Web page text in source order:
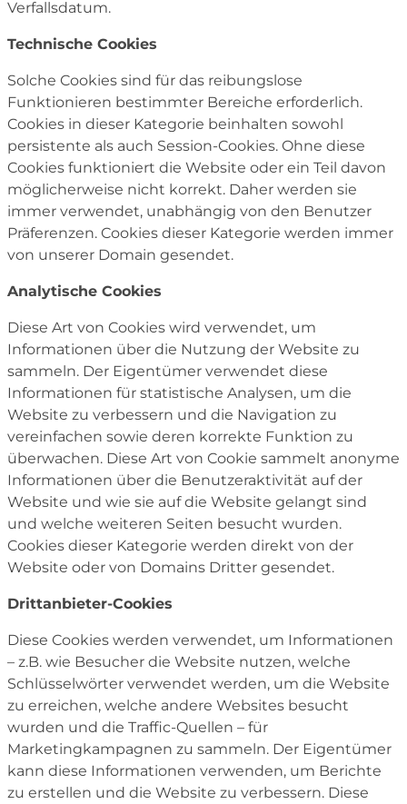
Verfallsdatum.
Technische Cookies
Solche Cookies sind für das reibungslose
Funktionieren bestimmter Bereiche erforderlich.
Cookies in dieser Kategorie beinhalten sowohl
persistente als auch Session-Cookies. Ohne diese
Cookies funktioniert die Website oder ein Teil davon
möglicherweise nicht korrekt. Daher werden sie
immer verwendet, unabhängig von den Benutzer
Präferenzen. Cookies dieser Kategorie werden immer
von unserer Domain gesendet.
Analytische Cookies
Diese Art von Cookies wird verwendet, um
Informationen über die Nutzung der Website zu
sammeln. Der Eigentümer verwendet diese
Informationen für statistische Analysen, um die
Website zu verbessern und die Navigation zu
vereinfachen sowie deren korrekte Funktion zu
überwachen. Diese Art von Cookie sammelt anonyme
Informationen über die Benutzeraktivität auf der
Website und wie sie auf die Website gelangt sind
und welche weiteren Seiten besucht wurden.
Cookies dieser Kategorie werden direkt von der
Website oder von Domains Dritter gesendet.
Drittanbieter-Cookies
Diese Cookies werden verwendet, um Informationen
– z.B. wie Besucher die Website nutzen, welche
Schlüsselwörter verwendet werden, um die Website
zu erreichen, welche andere Websites besucht
wurden und die Traffic-Quellen – für
Marketingkampagnen zu sammeln. Der Eigentümer
kann diese Informationen verwenden, um Berichte
zu erstellen und die Website zu verbessern. Diese